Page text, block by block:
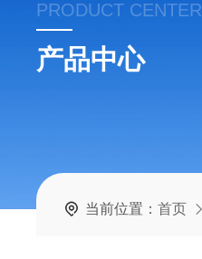
PRODUCT CENTER
产品中心
当前位置：首页